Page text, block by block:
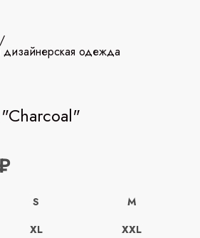
/
одежда
S
M
XL XXL